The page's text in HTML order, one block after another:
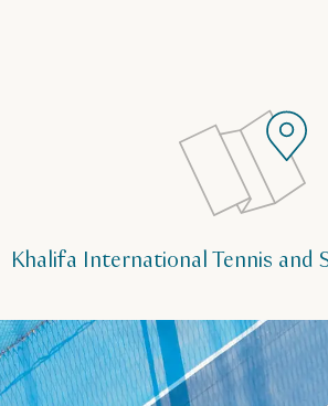
Khalifa International Tennis and